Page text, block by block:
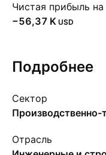
Чистая прибыль на
‪−56,37 K‬ USD
Подробнее
Сектор
Производственно-
Отрасль